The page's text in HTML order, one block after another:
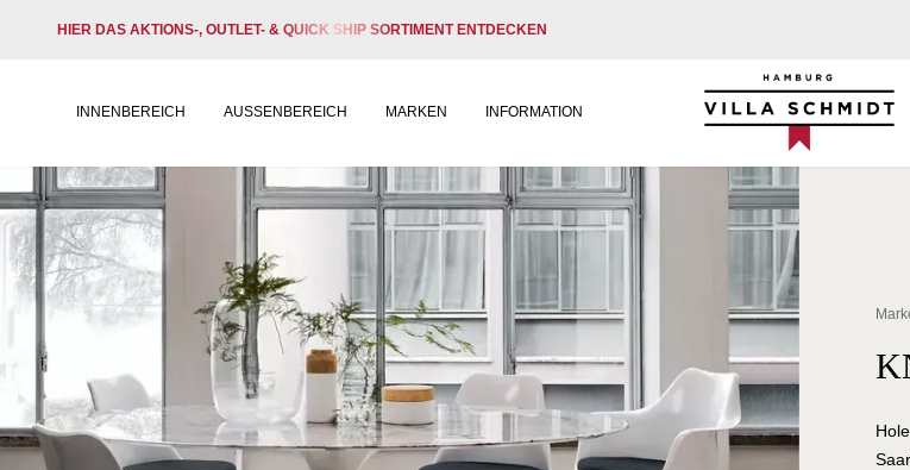
HIER DAS AKTIONS-, OUTLET- & QUICK SHIP SORTIMENT ENTDECKEN
INNENBEREICH AUSSENBEREICH MARKEN INFORMATION
Villa Schmidt